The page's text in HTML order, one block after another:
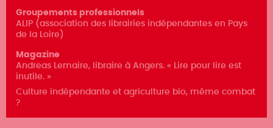
Groupements professionnels
ALIP (association des librairies indépendantes en Pays
de la Loire)
Magazine
Andreas Lemaire, libraire à Angers. « Lire pour lire est
inutile. »
Culture indépendante et agriculture bio, même combat
?